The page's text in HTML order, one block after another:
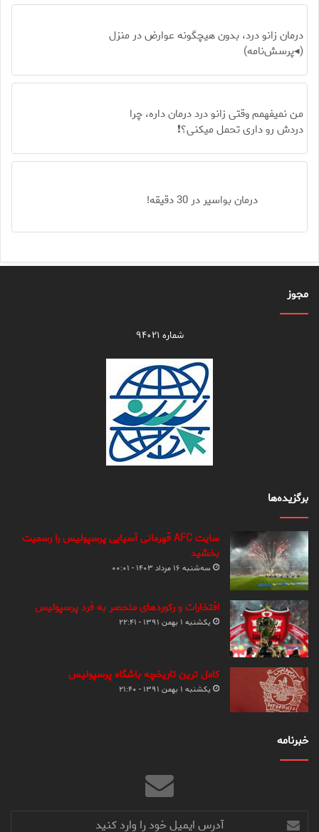
درمان زانو درد، بدون هیچگونه عوارض در منزل
(◂پرسش‌نامه)
من نمیفهمم وقتی زانو درد درمان داره، چرا
دردش رو داری تحمل میکنی؟❗
درمان بواسیر در 30 دقیقه!
مجوز
شماره ۹۴۰۲۱
برگزیده‌ها
سایت AFC قهرمانی آسیایی پرسپولیس را رسمیت
بخشید
سه‌شنبه ۱۶ مرداد ۱۴۰۳ - ۰۰:۰۱
افتخارات و رکوردهای منحصر به فرد پرسپولیس
یکشنبه ۱ بهمن ۱۳۹۱ - ۲۲:۴۱
کامل ترین تاریخچه باشگاه پرسپولیس
یکشنبه ۱ بهمن ۱۳۹۱ - ۲۱:۴۰
خبرنامه
آدرس